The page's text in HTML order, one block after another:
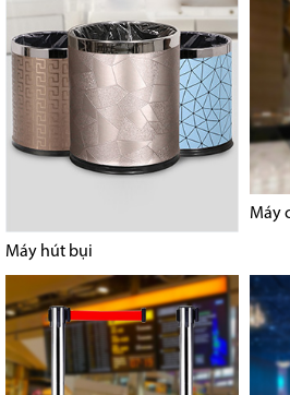
Máy hút bụi
Máy